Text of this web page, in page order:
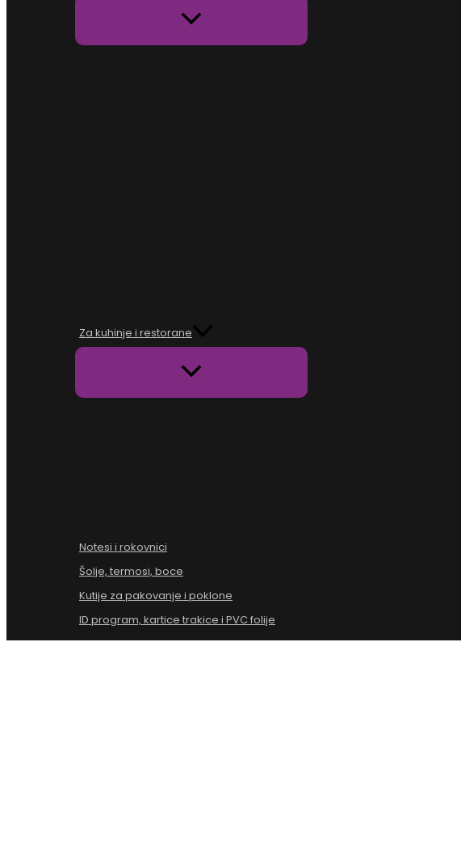
Za kuhinje i restorane
Notesi i rokovnici
Šolje, termosi, boce
Kutije za pakovanje i poklone
ID program, kartice trakice i PVC folije